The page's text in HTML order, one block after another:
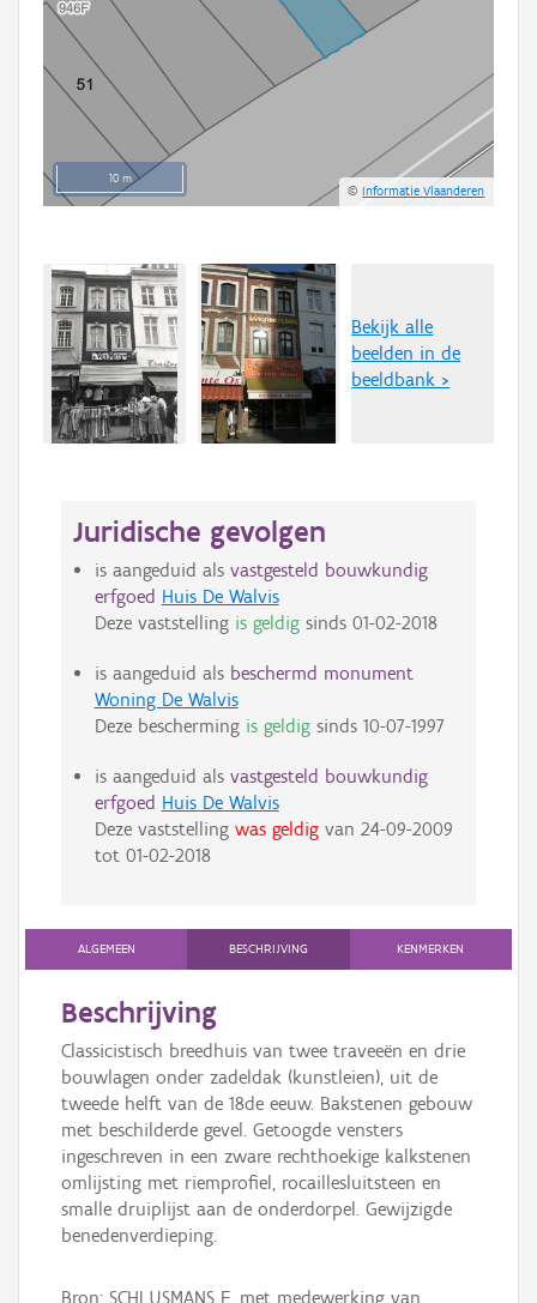
10 m
©Informatie Vlaanderen
Bekijk alle
beelden in de
beeldbank >
Juridische gevolgen
is aangeduid als vastgesteld bouwkundig
erfgoed Huis De Walvis
Deze vaststelling is geldigsinds 01-02-2018
is aangeduid als beschermd monument
Woning De Walvis
Deze bescherming is geldigsinds 10-07-1997
is aangeduid als vastgesteld bouwkundig
erfgoed Huis De Walvis
Deze vaststelling was geldigvan 24-09-2009
tot 01-02-2018
ALGEMEEN BESCHRIJVING KENMERKEN
Beschrijving
Classicistisch breedhuis van twee traveeën en drie
bouwlagen onder zadeldak (kunstleien), uit de
tweede helft van de 18de eeuw. Bakstenen gebouw
met beschilderde gevel. Getoogde vensters
ingeschreven in een zware rechthoekige kalkstenen
omlijsting met riemprofiel, rocaillesluitsteen en
smalle druiplijst aan de onderdorpel. Gewijzigde
benedenverdieping.
Bron: SCHLUSMANS F. met medewerking van